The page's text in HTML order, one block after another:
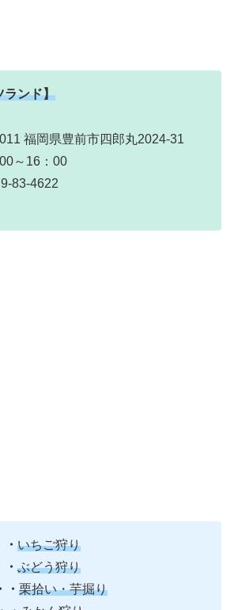
ランド】
福岡県豊前市四郎丸2024-31
～16：00
83-4622
いちご狩り
ぶどう狩り
・ 栗拾い・芋掘り